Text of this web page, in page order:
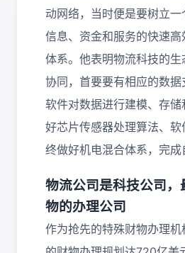
动网络，当时便是要树立一
信息、资金和服务的快速
体系。他表明物流科技的
协同，首要要有相应的数
软件对数据进行建模、存储
好芯片传感器处理算法、
终做好机电混合体系，完成
物流公司是科技公司，
物的办理公司
作为抢先的特殊财物办理机